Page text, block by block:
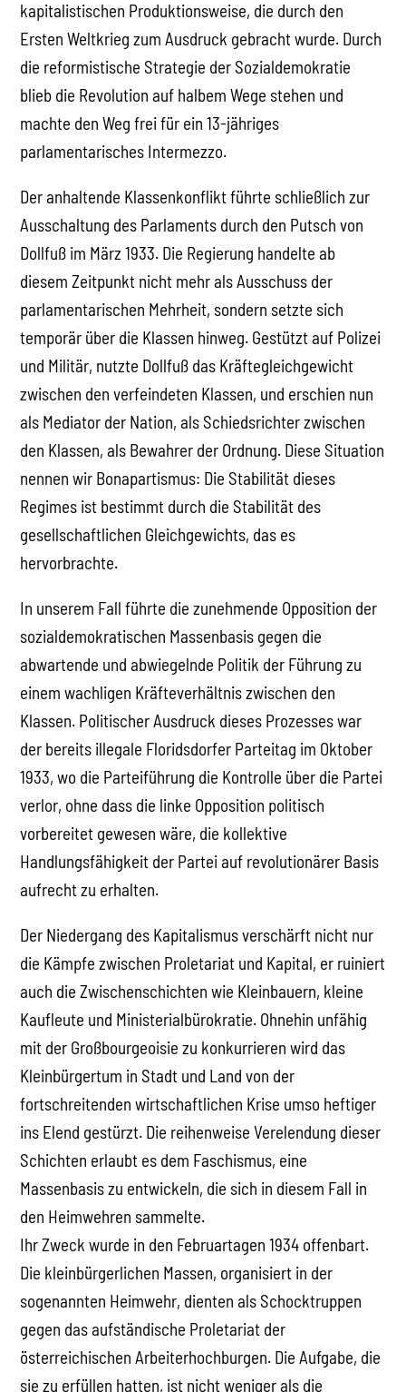
kapitalistischen Produktionsweise, die durch den
Ersten Weltkrieg zum Ausdruck gebracht wurde. Durch
die reformistische Strategie der Sozialdemokratie
blieb die Revolution auf halbem Wege stehen und
machte den Weg frei für ein 13-jähriges
parlamentarisches Intermezzo.
Der anhaltende Klassenkonflikt führte schließlich zur
Ausschaltung des Parlaments durch den Putsch von
Dollfuß im März 1933. Die Regierung handelte ab
diesem Zeitpunkt nicht mehr als Ausschuss der
parlamentarischen Mehrheit, sondern setzte sich
temporär über die Klassen hinweg. Gestützt auf Polizei
und Militär, nutzte Dollfuß das Kräftegleichgewicht
zwischen den verfeindeten Klassen, und erschien nun
als Mediator der Nation, als Schiedsrichter zwischen
den Klassen, als Bewahrer der Ordnung. Diese Situation
nennen wir Bonapartismus: Die Stabilität dieses
Regimes ist bestimmt durch die Stabilität des
gesellschaftlichen Gleichgewichts, das es
hervorbrachte.
In unserem Fall führte die zunehmende Opposition der
sozialdemokratischen Massenbasis gegen die
abwartende und abwiegelnde Politik der Führung zu
einem wachligen Kräfteverhältnis zwischen den
Klassen. Politischer Ausdruck dieses Prozesses war
der bereits illegale Floridsdorfer Parteitag im Oktober
1933, wo die Parteiführung die Kontrolle über die Partei
verlor, ohne dass die linke Opposition politisch
vorbereitet gewesen wäre, die kollektive
Handlungsfähigkeit der Partei auf revolutionärer Basis
aufrecht zu erhalten.
Der Niedergang des Kapitalismus verschärft nicht nur
die Kämpfe zwischen Proletariat und Kapital, er ruiniert
auch die Zwischenschichten wie Kleinbauern, kleine
Kaufleute und Ministerialbürokratie. Ohnehin unfähig
mit der Großbourgeoisie zu konkurrieren wird das
Kleinbürgertum in Stadt und Land von der
fortschreitenden wirtschaftlichen Krise umso heftiger
ins Elend gestürzt. Die reihenweise Verelendung dieser
Schichten erlaubt es dem Faschismus, eine
Massenbasis zu entwickeln, die sich in diesem Fall in
den Heimwehren sammelte.
Ihr Zweck wurde in den Februartagen 1934 offenbart.
Die kleinbürgerlichen Massen, organisiert in der
sogenannten Heimwehr, dienten als Schocktruppen
gegen das aufständische Proletariat der
österreichischen Arbeiterhochburgen. Die Aufgabe, die
sie zu erfüllen hatten, ist nicht weniger als die